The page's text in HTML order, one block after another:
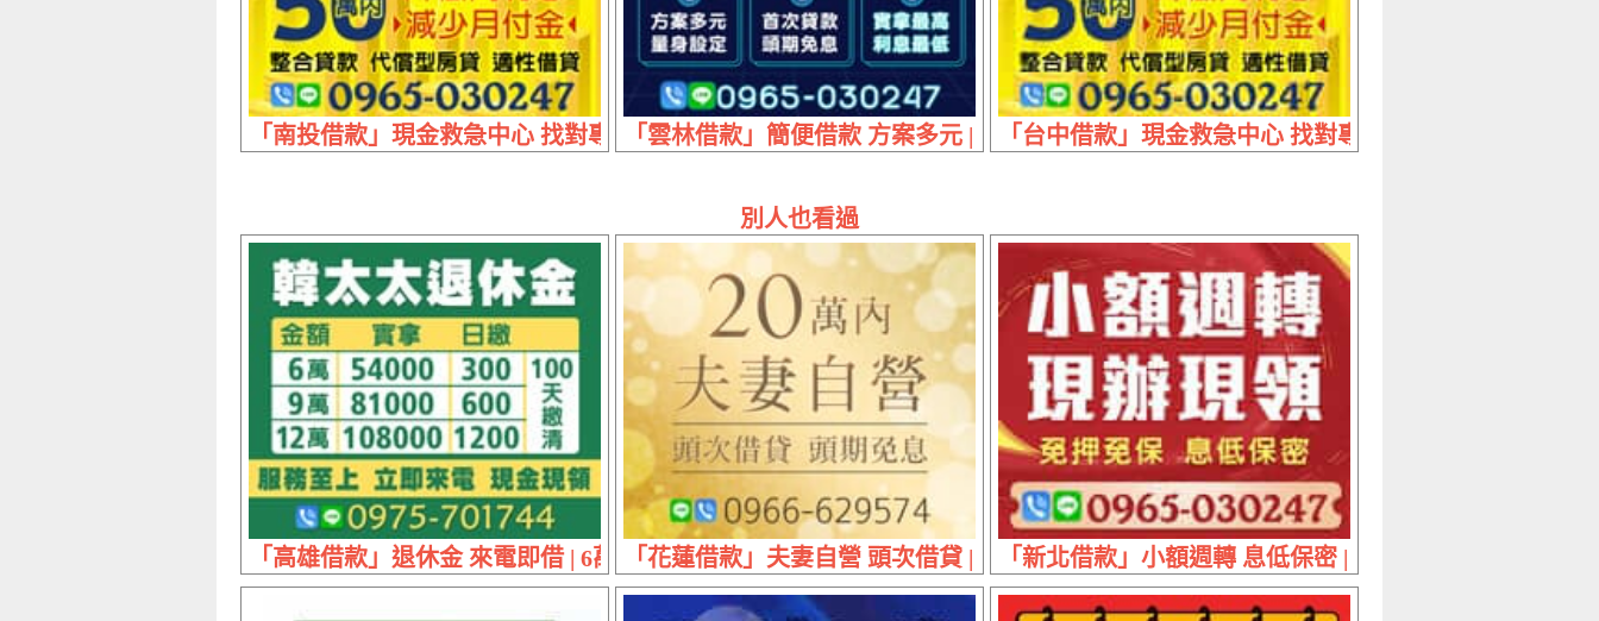
「南投借款」現金救急中心 找對專業解決您的人生困境 | 50萬內 降低高息減少月付金
「雲林借款」簡便借款 方案多元 | 三大優勢 實拿最高頭期免息「台中借款」現金救急中心 找對專業解決您的人生困境
別人也看過
「高雄借款」退休金 來電即借 | 6萬實拿54000日繳300 9萬實拿81000日繳600
「花蓮借款」夫妻自營 頭次借貸 | 20萬內 頭期免息「新北借款」小額週轉 息低保密 | 現辦現領 免押免保